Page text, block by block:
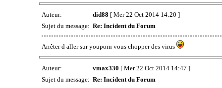
Auteur: did88 [ Mer 22 Oct 2014 14:20 ]
Sujet du message: Re: Incident du Forum
Arrêter d aller sur youporn vous chopper des virus
Auteur: vmax330 [ Mer 22 Oct 2014 14:47 ]
Sujet du message: Re: Incident du Forum